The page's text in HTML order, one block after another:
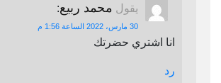
يقول محمد ربيع:
30 مارس، 2022 الساعة 1:56 م
انا اشتري حضرتك
رد